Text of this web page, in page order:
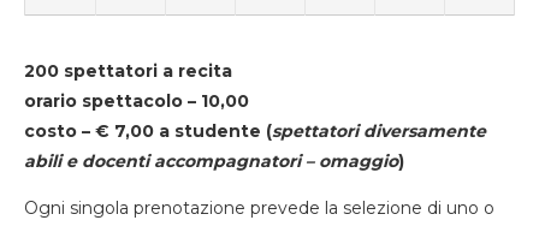
200 spettatori a recita
orario spettacolo – 10,00
costo – € 7,00 a studente (spettatori diversamente
abili e docenti accompagnatori – omaggio)
Ogni singola prenotazione prevede la selezione di uno o